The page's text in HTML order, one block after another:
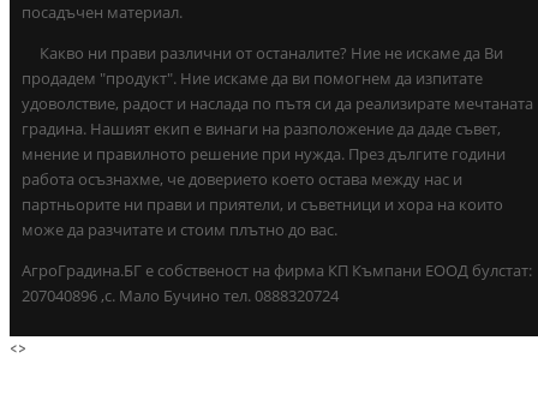
посадъчен материал.
Какво ни прави различни от останалите? Ние не искаме да Ви
продадем "продукт". Ние искаме да ви помогнем да изпитате
удоволствие, радост и наслада по пътя си да реализирате мечтаната
градина. Нашият екип е винаги на разположение да даде съвет,
мнение и правилното решение при нужда. През дългите години
работа осъзнахме, че доверието което остава между нас и
партньорите ни прави и приятели, и съветници и хора на които
може да разчитате и стоим плътно до вас.
АгроГрадина.БГ е собственост на фирма КП Къмпани ЕООД булстат:
207040896 ,с. Мало Бучино тел. 0888320724
<>